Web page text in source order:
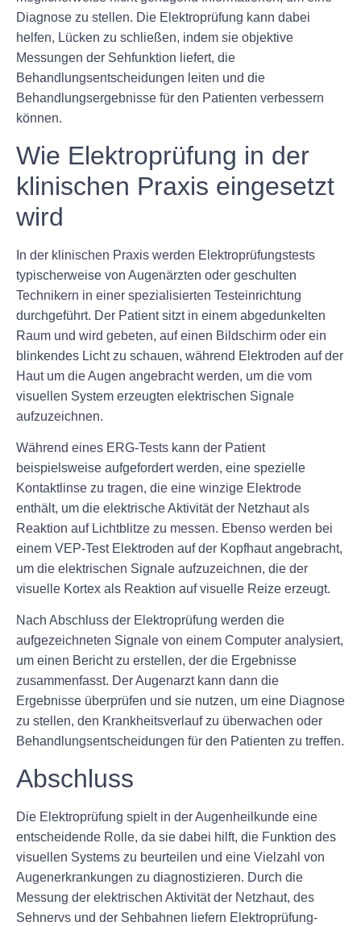
Diagnose zu stellen. Die Elektroprüfung kann dabei
helfen, Lücken zu schließen, indem sie objektive
Messungen der Sehfunktion liefert, die
Behandlungsentscheidungen leiten und die
Behandlungsergebnisse für den Patienten verbessern
können.
Wie Elektroprüfung in der
klinischen Praxis eingesetzt
wird
In der klinischen Praxis werden Elektroprüfungstests
typischerweise von Augenärzten oder geschulten
Technikern in einer spezialisierten Testeinrichtung
durchgeführt. Der Patient sitzt in einem abgedunkelten
Raum und wird gebeten, auf einen Bildschirm oder ein
blinkendes Licht zu schauen, während Elektroden auf der
Haut um die Augen angebracht werden, um die vom
visuellen System erzeugten elektrischen Signale
aufzuzeichnen.
Während eines ERG-Tests kann der Patient
beispielsweise aufgefordert werden, eine spezielle
Kontaktlinse zu tragen, die eine winzige Elektrode
enthält, um die elektrische Aktivität der Netzhaut als
Reaktion auf Lichtblitze zu messen. Ebenso werden bei
einem VEP-Test Elektroden auf der Kopfhaut angebracht,
um die elektrischen Signale aufzuzeichnen, die der
visuelle Kortex als Reaktion auf visuelle Reize erzeugt.
Nach Abschluss der Elektroprüfung werden die
aufgezeichneten Signale von einem Computer analysiert,
um einen Bericht zu erstellen, der die Ergebnisse
zusammenfasst. Der Augenarzt kann dann die
Ergebnisse überprüfen und sie nutzen, um eine Diagnose
zu stellen, den Krankheitsverlauf zu überwachen oder
Behandlungsentscheidungen für den Patienten zu treffen.
Abschluss
Die Elektroprüfung spielt in der Augenheilkunde eine
entscheidende Rolle, da sie dabei hilft, die Funktion des
visuellen Systems zu beurteilen und eine Vielzahl von
Augenerkrankungen zu diagnostizieren. Durch die
Messung der elektrischen Aktivität der Netzhaut, des
Sehnervs und der Sehbahnen liefern Elektroprüfung-